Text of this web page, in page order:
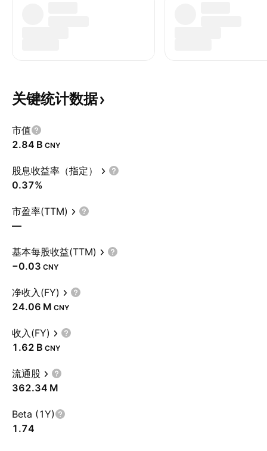
关键统计数据
市值
‪2.84 B‬ CNY
股息收益率（指定）
0.37%
市盈率(TTM)
—
基本每股收益(TTM)
−0.03 CNY
净收入(FY)
‪24.06 M‬ CNY
收入(FY)
‪1.62 B‬ CNY
流通股
‪362.34 M‬
Beta (1Y)
1.74